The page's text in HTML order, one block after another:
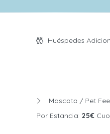
Huéspedes
Por Estancia: 25€Cuota De